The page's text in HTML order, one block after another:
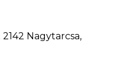
Nagytarcsa,